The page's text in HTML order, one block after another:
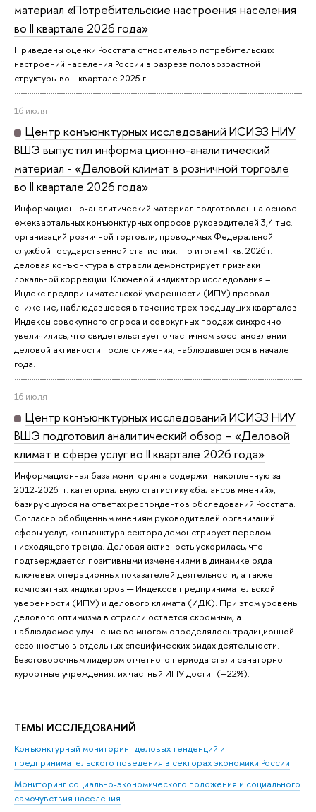
материал «Потребительские настроения населения
во II квартале 2026 года»
Приведены оценки Росстата относительно потребительских
настроений населения России в разрезе половозрастной
структуры во II квартале 2025 г.
16 июля
Центр конъюнктурных исследований ИСИЭЗ НИУ
ВШЭ выпустил информа ционно-аналитический
материал - «Деловой климат в розничной торговле
во II квартале 2026 года»
Информационно-аналитический материал подготовлен на основе
ежеквартальных конъюнктурных опросов руководителей 3,4 тыс.
организаций розничной торговли, проводимых Федеральной
службой государственной статистики. По итогам II кв. 2026 г.
деловая конъюнктура в отрасли демонстрирует признаки
локальной коррекции. Ключевой индикатор исследования –
Индекс предпринимательской уверенности (ИПУ) прервал
снижение, наблюдавшееся в течение трех предыдущих кварталов.
Индексы совокупного спроса и совокупных продаж синхронно
увеличились, что свидетельствует о частичном восстановлении
деловой активности после снижения, наблюдавшегося в начале
года.
16 июля
Центр конъюнктурных исследований ИСИЭЗ НИУ
ВШЭ подготовил аналитический обзор – «Деловой
климат в сфере услуг во II квартале 2026 года»
Информационная база мониторинга содержит накопленную за
2012-2026 гг. категориальную статистику «балансов мнений»,
базирующуюся на ответах респондентов обследований Росстата.
Согласно обобщенным мнениям руководителей организаций
сферы услуг, конъюнктура сектора демонстрирует перелом
нисходящего тренда. Деловая активность ускорилась, что
подтверждается позитивными изменениями в динамике ряда
ключевых операционных показателей деятельности, а также
композитных индикаторов ─ Индексов предпринимательской
уверенности (ИПУ) и делового климата (ИДК). При этом уровень
делового оптимизма в отрасли остается скромным, а
наблюдаемое улучшение во многом определялось традиционной
сезонностью в отдельных специфических видах деятельности.
Безоговорочным лидером отчетного периода стали санаторно-
курортные учреждения: их частный ИПУ достиг (+22%).
ТЕМЫ ИССЛЕДОВАНИЙ
Конъюнктурный мониторинг деловых тенденций и
предпринимательского поведения в секторах экономики России
Мониторинг социально-экономического положения и социального
самочувствия населения